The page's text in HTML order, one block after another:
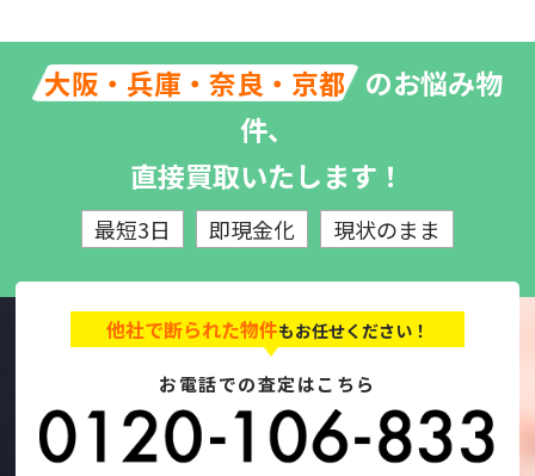
大阪・兵庫・奈良・京都 のお悩み物
件、
直接買取いたします！
最短3日 即現金化 現状のまま
他社で断られた物件もお任せください！
お電話での査定はこちら